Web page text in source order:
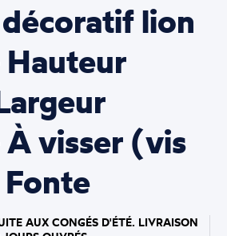
lion
Hauteur
visser (vis
AUX CONGÉS D'ÉTÉ. LIVRAISON